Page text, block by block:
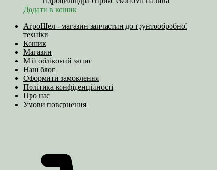
Додати в кошик
АгроШел - магазин запчастин до ґрунтообробної
техніки
Кошик
Магазин
Мій обліковий запис
Наш блог
Оформити замовлення
Політика конфіденційності
Про нас
Умови повернення